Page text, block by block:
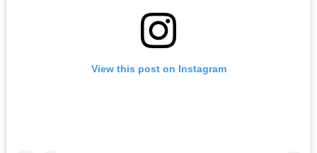
View this post on Instagram